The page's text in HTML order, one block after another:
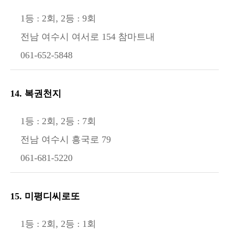
1등 : 2회, 2등 : 9회
전남 여수시 여서로 154 참마트내
061-652-5848
14. 복권천지
1등 : 2회, 2등 : 7회
전남 여수시 흥국로 79
061-681-5220
15. 미평디씨로또
1등 : 2회, 2등 : 1회